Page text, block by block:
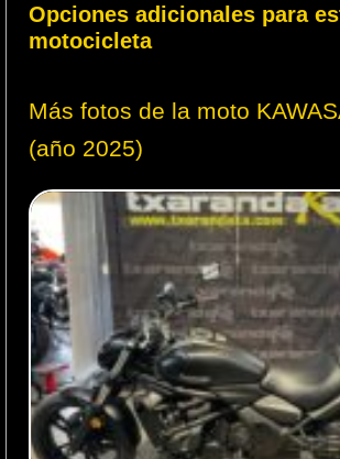
Opciones adicionales para
motocicleta
Más fotos de la moto
(año 2025)